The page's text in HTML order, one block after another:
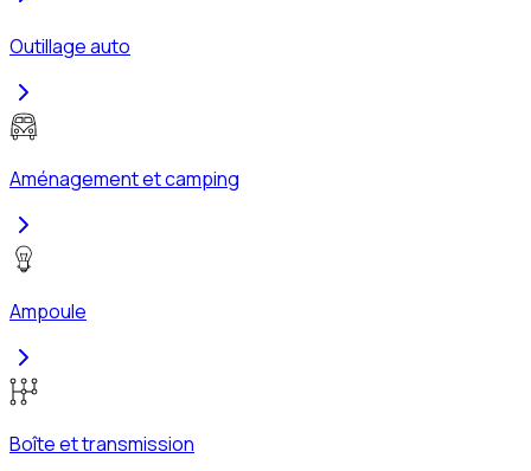
Outillage auto
Aménagement et camping
Ampoule
Boîte et transmission